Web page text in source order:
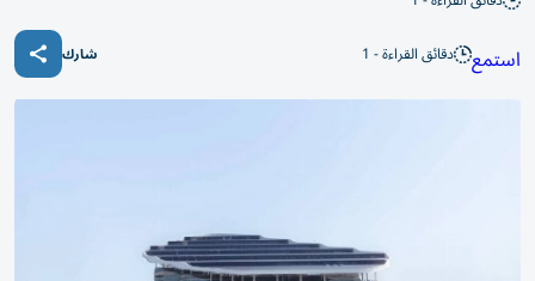
استمع دقائق القراءة - 1 شارك